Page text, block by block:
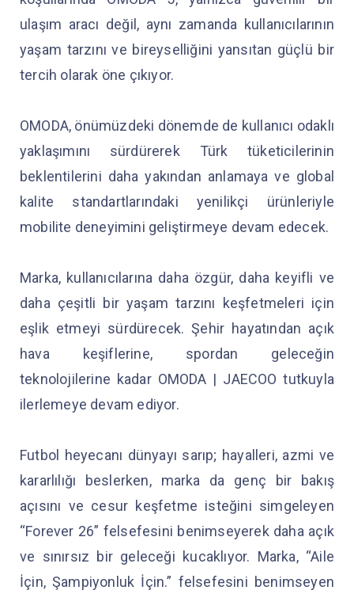
ulaşım aracı değil, aynı zamanda kullanıcılarının
yaşam tarzını ve bireyselliğini yansıtan güçlü bir
tercih olarak öne çıkıyor.
OMODA, önümüzdeki dönemde de kullanıcı odaklı
yaklaşımını sürdürerek Türk tüketicilerinin
beklentilerini daha yakından anlamaya ve global
kalite standartlarındaki yenilikçi ürünleriyle
mobilite deneyimini geliştirmeye devam edecek.
Marka, kullanıcılarına daha özgür, daha keyifli ve
daha çeşitli bir yaşam tarzını keşfetmeleri için
eşlik etmeyi sürdürecek. Şehir hayatından açık
hava keşiflerine, spordan geleceğin
teknolojilerine kadar OMODA | JAECOO tutkuyla
ilerlemeye devam ediyor.
Futbol heyecanı dünyayı sarıp; hayalleri, azmi ve
kararlılığı beslerken, marka da genç bir bakış
açısını ve cesur keşfetme isteğini simgeleyen
“Forever 26” felsefesini benimseyerek daha açık
ve sınırsız bir geleceği kucaklıyor. Marka, “Aile
İçin, Şampiyonluk İçin.” felsefesini benimseyen